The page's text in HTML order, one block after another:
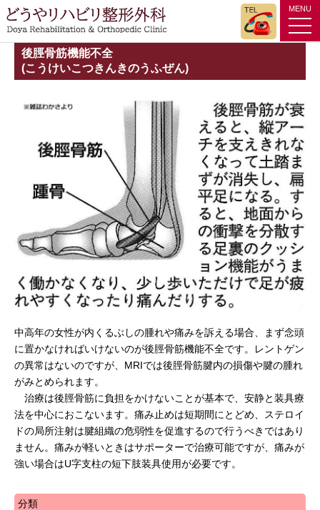
MENU
後脛骨筋機能不全
(こうけいこつきんきのうふぜん)
中高年の女性が内くるぶしの腫れや痛みを訴える場合、まず念頭
に置かなければいけないのが後脛骨筋機能不全です。レントゲン
の異常はないのですが、MRIでは後脛骨筋腱内の損傷や腱の腫れ
がみとめられます。
治療は後脛骨筋に負担をかけないことが基本で、安静と装具療
法を中心におこないます。痛み止めは短期間にとどめ、ステロイ
ドの局所注射は腱組織の危弱性を促進するので行うべきではあり
ません。痛みが軽いときはサポーターで治療可能ですが、痛みが
強い場合はU字支柱の短下肢装具使用が必要です。
分類